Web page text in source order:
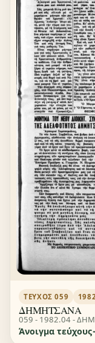
ΤΕΎΧΟΣ 059
ΔΗΜΗΤΣΑΝΑ
059 - 1982.04 -
Άνοιγμα τεύχους